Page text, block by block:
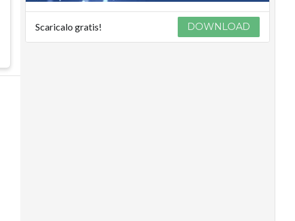
Scaricalo gratis! DOWNLOAD